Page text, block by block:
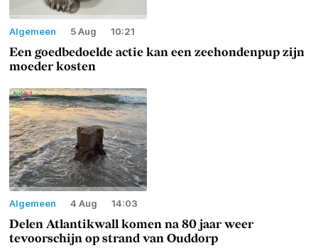
Algemeen 5 Aug 10:21
Een goedbedoelde actie kan een zeehondenpup zijn
moeder kosten
Algemeen 4 Aug 14:03
Delen Atlantikwall komen na 80 jaar weer
tevoorschijn op strand van Ouddorp